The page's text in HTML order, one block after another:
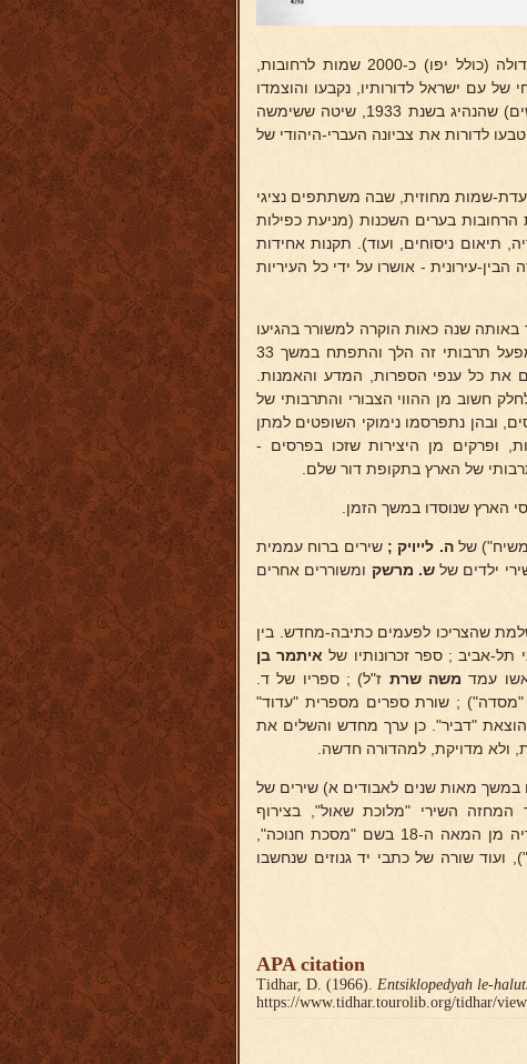
הט"ו של ה"אנציקלופדיה לחלוצי הישוב ובוניו") נקבעו בתל-אביב הגדולה (כולל יפו) כ-2000 שמות לרחובות,
של עם ישראל לדורותיו, נקבעו והוצמדו
על ידו או בהשתתפותו, לפי השיטה (שיטת ההצמדה לפי אזורים וגושים) שהנהיג בשנת 1933, שיטה ששימשה
לדורות את צביונה העברי-היהודי של
ישראל ועדת-שמות מחוזית, שבה משתתפים נציגי
הרחובות בערים השכנות (מניעת כפילות
תיאום ניסוחים, ועוד). תקנות אחידות
עירונית - אושרו על ידי כל העיריות
באותה שנה כאות הוקרה למשורר בהגיעו
בארץ, ובספרות העברית בכלל. מפעל תרבותי זה הלך והתפתח במשך 33
בראשית 1966 ל-25 סוגים, המקיפים את כל ענפי הספרות, המדע והאמנות.
הפרסים נעשו לחלק חשוב מן ההווי הצבורי והתרבותי של
ובהן נתפרסמו נימוקי השופטים למתן
ופרקים מן היצירות שזכו בפרסים -
של הארץ בתקופת דור שלם.
הארץ שנוסדו במשך הזמן.
משיח") שלה. לייויק ; שירים ברוח עממית
ילדים שלש. מרשק ומשוררים אחרים
שהצריכו לפעמים כתיבה-מחדש. בין
תל-אביב ; ספר זכרונותיו של איתמר בן
עמד משה שרת ז"ל) ; ספריו של ד.
"מסדה") ; שורת ספרים מספרית "עדוד"
"דביר". כן ערך מחדש והשלים את
ולא מדויקת, למהדורה חדשה.
במשך מאות שנים לאבודים א) שירים של
השירי "מלוכת שאול", בצירוף
מונוגרפיה על המשורר ותקופתו (הוצאת "מוסד ביאליק") ; ב) פארודיה מן המאה ה-18 בשם "מסכת חנוכה",
ועוד שורה של כתבי יד גנוזים שנחשבו
APA citation
Tidhar, D. (1966). Entsiklopedyah le-
https://www.tidhar.tourolib.org/tidhar/